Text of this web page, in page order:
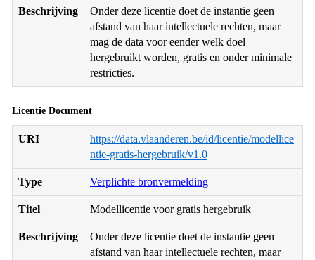
Beschrijving
Onder deze licentie doet de instantie geen
afstand van haar intellectuele rechten, maar
mag de data voor eender welk doel
hergebruikt worden, gratis en onder minimale
restricties.
Licentie Document
URI
https://data.vlaanderen.be/id/licentie/modellice
ntie-gratis-hergebruik/v1.0
Type Verplichte bronvermelding
Titel Modellicentie voor gratis hergebruik
Beschrijving
Onder deze licentie doet de instantie geen
afstand van haar intellectuele rechten, maar